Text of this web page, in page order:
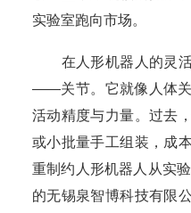
实验室跑向市场。
在人形机器人的灵活
——关节。它就像人体
活动精度与力量。过去
或小批量手工组装，成
重制约人形机器人从实
的无锡泉智博科技有限